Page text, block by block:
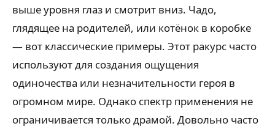
выше уровня глаз и смотрит вниз. Чадо,
глядящее на родителей, или котёнок в коробке
— вот классические примеры. Этот ракурс часто
используют для создания ощущения
одиночества или незначительности героя в
огромном мире. Однако спектр применения не
ограничивается только драмой. Довольно часто